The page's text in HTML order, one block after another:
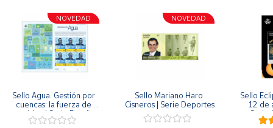
NOVEDAD
Sello Agua. Gestión por
cuencas: la fuerza de
una idea.| Serie España
ES| Pliego Premium
NOVEDAD
Sello Mariano Haro
Cisneros | Serie Deportes
Sello
12 de
Serie